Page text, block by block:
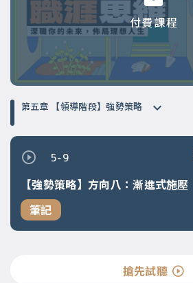
付費課程
第八章 【結語】
第五章 【領導階段】強勢策略
5-9
【強勢策略】方向八：漸進式施壓
筆記
搶先試聽